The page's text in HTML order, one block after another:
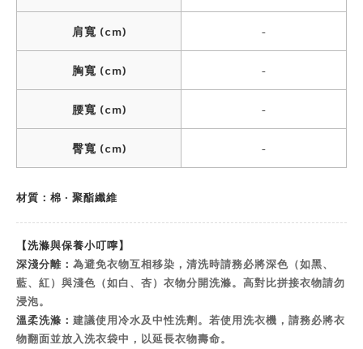
肩寬 (cm) -
胸寬 (cm) -
腰寬 (cm) -
臀寬 (cm) -
材質：棉 ‧ 聚酯纖維
【洗滌與保養小叮嚀】
深淺分離： 為避免衣物互相移染，清洗時請務必將深色（如黑、
藍、紅）與淺色（如白、杏）衣物分開洗滌。高對比拼接衣物請勿
浸泡。
溫柔洗滌： 建議使用冷水及中性洗劑。若使用洗衣機，請務必將衣
物翻面並放入洗衣袋中，以延長衣物壽命。